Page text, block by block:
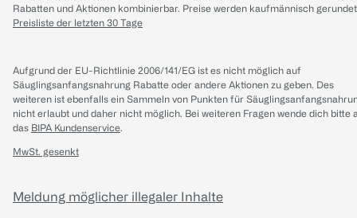
Rabatten und Aktionen kombinierbar. Preise werden kaufmännisch
Preisliste der letzten 30 Tage
Aufgrund der EU-Richtlinie 2006/141/EG ist es nicht möglich auf
Säuglingsanfangsnahrung Rabatte oder andere Aktionen zu geben. Des
weiteren ist ebenfalls ein Sammeln von Punkten für
nicht erlaubt und daher nicht möglich. Bei weiteren Fragen wende dich bitte
das BIPA Kundenservice.
MwSt. gesenkt
Meldung möglicher illegaler Inhalte